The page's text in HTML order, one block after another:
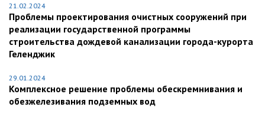
21.02.2024
Проблемы проектирования очистных сооружений при
реализации государственной программы
строительства дождевой канализации города-курорта
Геленджик
29.01.2024
Комплексное решение проблемы обескремнивания и
обезжелезивания подземных вод